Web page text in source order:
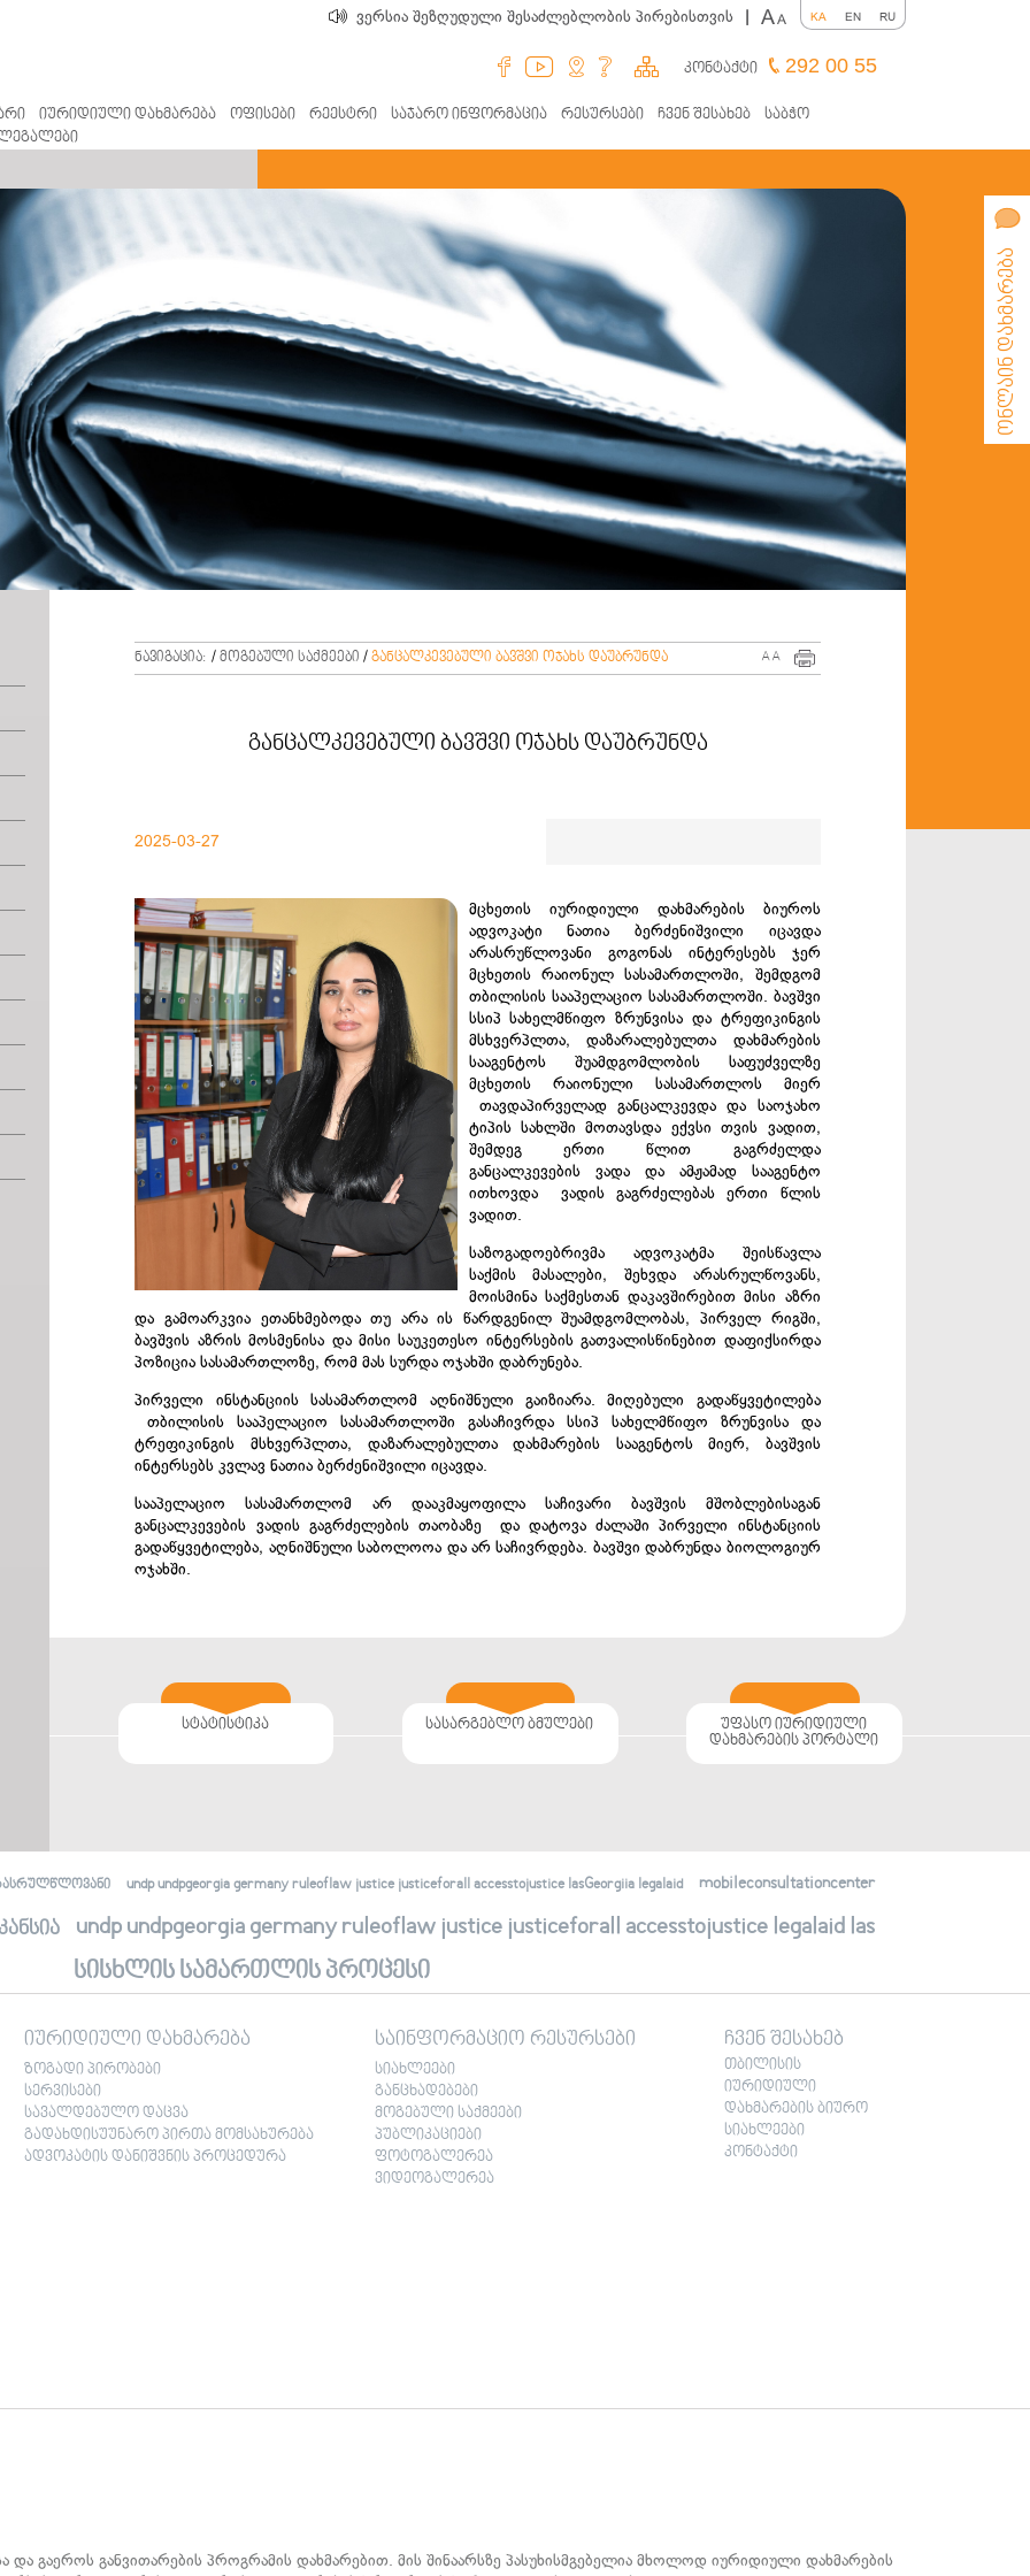
ვერსია შეზღუდული შესაძლებლობის პირებისთვის | AA KA EN RU
კონტაქტი 292 00 55
იურიდიული დახმარება ოფისები რეესტრი საჯარო ინფორმაცია რესურსები ჩვენ შესახებ
საბჭო
ონლაინ დახმარება
ნავიგაცია: / მოგებული საქმეები / განცალკევებული ბავშვი ოჯახს დაუბრუნდა AA
განცალკევებული ბავშვი ოჯახს დაუბრუნდა
2025-03-27
მცხეთის იურიდიული დახმარების ბიუროს
ადვოკატი ნათია ბერძენიშვილი იცავდა
არასრუწლოვანი გოგონას ინტერესებს ჯერ
მცხეთის რაიონულ სასამართლოში, შემდგომ
თბილისის სააპელაციო სასამართლოში. ბავშვი
სსიპ სახელმწიფო ზრუნვისა და ტრეფიკინგის
მსხვერპლთა, დაზარალებულთა დახმარების
სააგენტოს შუამდგომლობის საფუძველზე
მცხეთის რაიონული სასამართლოს მიერ
თავდაპირველად განცალკევდა და საოჯახო
ტიპის სახლში მოთავსდა ექვსი თვის ვადით,
შემდეგ ერთი წლით გაგრძელდა
განცალკევების ვადა და ამჟამად სააგენტო
ითხოვდა ვადის გაგრძელებას ერთი წლის
ვადით.
საზოგადოებრივმა ადვოკატმა შეისწავლა
საქმის მასალები, შეხვდა არასრულწოვანს,
მოისმინა საქმესთან დაკავშირებით მისი აზრი
და გამოარკვია ეთანხმებოდა თუ არა ის წარდგენილ შუამდგომლობას, პირველ რიგში,
ბავშვის აზრის მოსმენისა და მისი საუკეთესო ინტერსების გათვალისწინებით დაფიქსირდა
პოზიცია სასამართლოზე, რომ მას სურდა ოჯახში დაბრუნება.
პირველი ინსტანციის სასამართლომ აღნიშნული გაიზიარა. მიღებული გადაწყვეტილება
თბილისის სააპელაციო სასამართლოში გასაჩივრდა სსიპ სახელმწიფო ზრუნვისა და
ტრეფიკინგის მსხვერპლთა, დაზარალებულთა დახმარების სააგენტოს მიერ, ბავშვის
ინტერსებს კვლავ ნათია ბერძენიშვილი იცავდა.
სააპელაციო სასამართლომ არ დააკმაყოფილა საჩივარი ბავშვის მშობლებისაგან
განცალკევების ვადის გაგრძელების თაობაზე და დატოვა ძალაში პირველი ინსტანციის
გადაწყვეტილება, აღნიშნული საბოლოოა და არ საჩივრდება. ბავშვი დაბრუნდა ბიოლოგიურ
ოჯახში.
სტატისტიკა სასარგებლო ბმულები
უფასო იურიდიული
დახმარების პორტალი
undp undpgeorgia germany ruleoflaw justice justiceforall accesstojustice lasGeorgiia legalaid mobileconsultationcenter
undp undpgeorgia germany ruleoflaw justice justiceforall accesstojustice legalaid las
სისხლის სამართლის პროცესი
იურიდიული დახმარება
ზოგადი პირობები
სერვისები
სავალდებულო დაცვა
გადახდისუუნარო პირთა მომსახურება
ადვოკატის დანიშვნის პროცედურა
საინფორმაციო რესურსები
სიახლეები
განცხადებები
მოგებული საქმეები
პუბლიკაციები
ფოტოგალერეა
ვიდეოგალერეა
ჩვენ შესახებ
თბილისის
იურიდიული
დახმარების ბიურო
სიახლეები
კონტაქტი
და გაეროს განვითარების პროგრამის დახმარებით. მის შინაარსზე პასუხისმგებელია მხოლოდ იურიდიული დახმარების